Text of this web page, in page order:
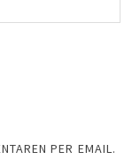
PER EMAIL.